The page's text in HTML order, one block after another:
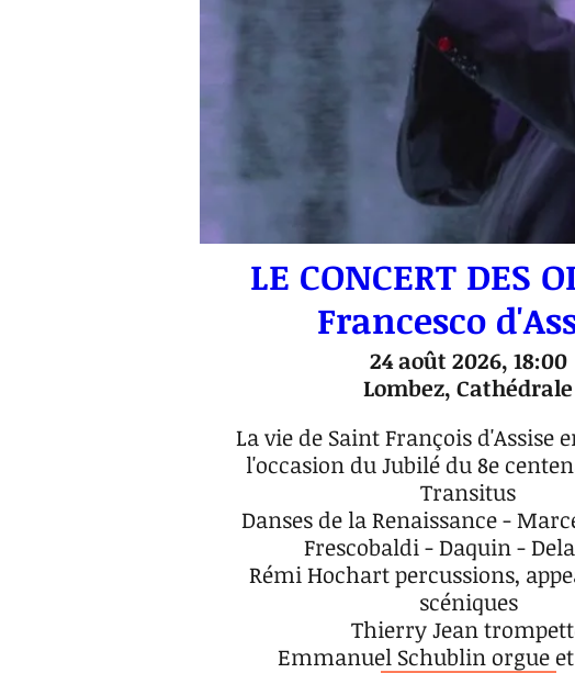
LE CONCERT DES
Francesco
24 août 2026, 18:00
Lombez, Cathédrale
La vie de Saint François d'Assise
l'occasion du Jubilé du 8e
Transitus
Danses de la Renaissance -
Frescobaldi - Daquin -
Rémi Hochart percussions,
scéniques
Thierry Jean
Emmanuel Schublin orgue